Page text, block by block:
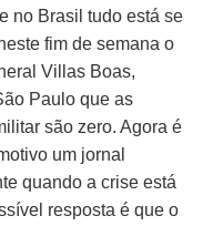
no Brasil tudo está se
fim de semana o
Villas Boas,
Paulo que as
são zero. Agora é
um jornal
quando a crise está
resposta é que o